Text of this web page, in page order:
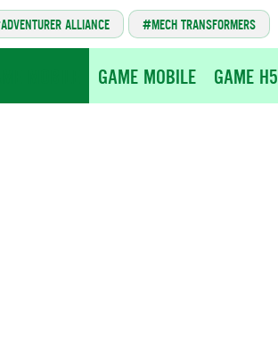
ADVENTURER ALLIANCE MECH TRANSFORMERS
GAME MOBILE GAME H5